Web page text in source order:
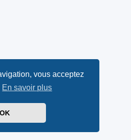
vous acceptez
En savoir plus
OK